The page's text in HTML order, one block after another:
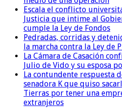
Escala el conflicto
Justicia que intime al
cumple la Ley de Fondos
Pedradas, corridas y
la marcha contra la Ley de
La Cámara de Casación
Julio de Vido y su esposa
La contundente respuesta
senadora K que quiso
Tierras por tener una
extranjeros